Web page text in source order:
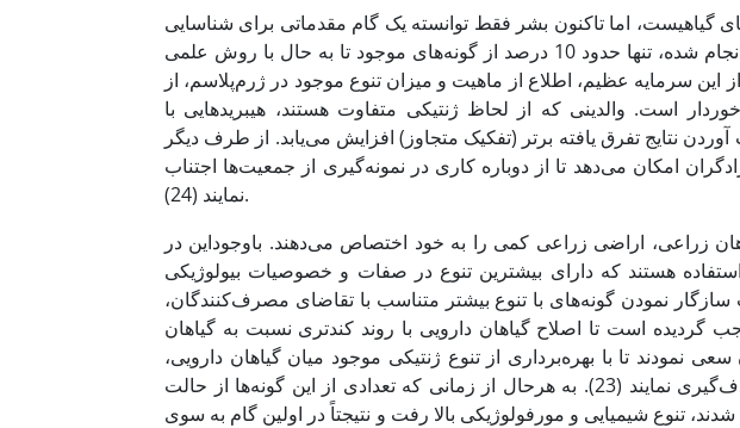
گیاهیست، اما تاکنون بشر فقط توانسته یک گام مقدماتی برای شناسایی
پتانسیل وسیع آن بردارد. براساس بررسی‌های انجام شده، تنها حدود 10 درصد از گونه‌های موجود تا به حال با روش علمی
(26). برای استفاده از این سرمایه عظیم، اطلاع از ماهیت و میزان تنوع موجود در ژرم‌پلاسم، از
است. والدینی که از لحاظ ژنتیکی متفاوت هستند، هیبریدهایی با
نتایج تفرق یافته برتر (تفکیک متجاوز) افزایش می‌یابد. از طرف دیگر
امکان می‌دهد تا از دوباره کاری در نمونه‌گیری از جمعیت‌ها اجتناب
نمایند (24).
زراعی، اراضی زراعی کمی را به خود اختصاص می‌دهند. باوجوداین در
استفاده هستند که دارای بیشترین تنوع در صفات و خصوصیات بیولوژیکی
سازگار نمودن گونه‌های با تنوع بیشتر متناسب با تقاضای مصرف‌کنندگان،
گردیده است تا اصلاح گیاهان دارویی با روند کندتری نسبت به گیاهان
به‌نژادگران سعی نمودند تا با بهره‌برداری از تنوع ژنتیکی موجود میان گیاهان دارویی،
اصلاح میانگین تولید و پایداری اکولوژیکی را هدف‌گیری نمایند (23). به هرحال از زمانی که تعدادی از این گونه‌ها از حالت
شیمیایی و مورفولوژیکی بالا رفت و نتیجتاً در اولین گام به سوی